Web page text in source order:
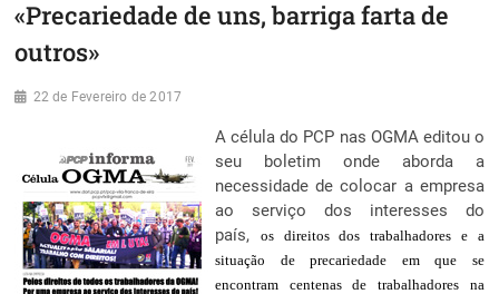
«Precariedade de uns, barriga farta de
outros»
22 de Fevereiro de 2017
A célula do PCP nas OGMA editou o
seu boletim onde aborda a
necessidade de colocar a empresa
ao serviço dos interesses do
país,os direitos dos trabalhadores e a
situação de precariedade em que se
encontram centenas de trabalhadores na